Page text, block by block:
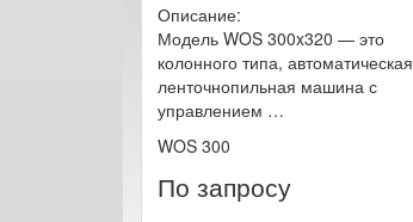
Описание:
Модель WOS 300x320 — это
колонного типа, автоматическая
ленточнопильная машина с
управлением …
WOS 300
По запросу